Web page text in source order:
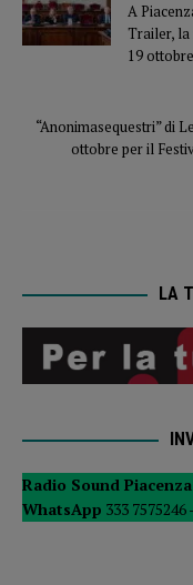
A
Trailer, la
19 ottobre
“Anonimasequestri” di
ottobre per il
LA
Radio Sound
WhatsApp 333 7575246